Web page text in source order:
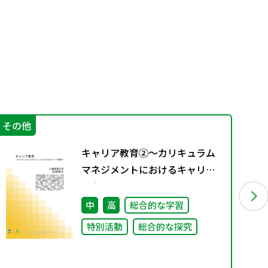
その他
キャリア教育②～カリキュラム
マネジメントにおけるキャリア
教育～
中 高
総合的な学習
特別活動
総合的な探究